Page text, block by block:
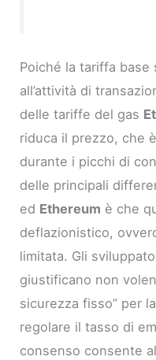
Poiché la tariffa base
all’attività di
delle tariffe del gas
riduca il prezzo, che
durante i picchi di
delle principali
ed Ethereum è che
deflazionistico,
limitata. Gli
giustificano non
sicurezza fisso” per
regolare il tasso di
consenso consente